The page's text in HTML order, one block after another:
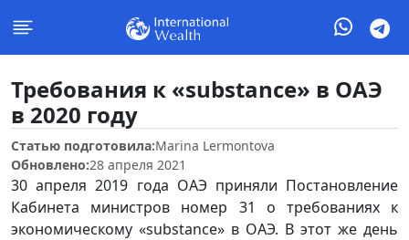
Требования к «substance» в ОАЭ
в 2020 году
Статью подготовила:Marina Lermontova
Обновлено:28 апреля 2021
30 апреля 2019 года ОАЭ приняли Постановление
Кабинета министров номер 31 о требованиях к
экономическому «substance» в ОАЭ. В этот же день